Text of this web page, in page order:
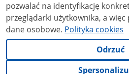
pozwalać na identyfikację
przeglądarki użytkownika, a
dane osobowe. Polityka cookies
Odrzuć